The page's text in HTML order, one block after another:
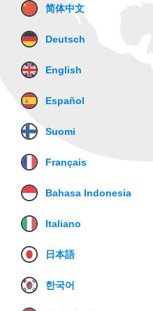
简体中文
Deutsch
English
Español
Suomi
Français
Bahasa Indonesia
Italiano
日本語
한국어